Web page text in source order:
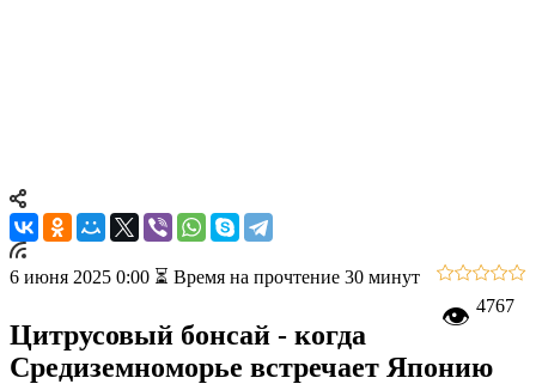
6 июня 2025 0:00 ⏳ Время на прочтение 30 минут
👁 4767
Цитрусовый бонсай - когда
Средиземноморье встречает Японию